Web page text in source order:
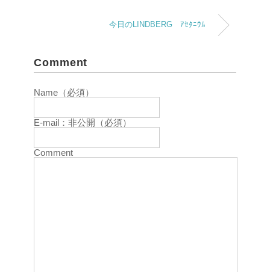
今日のLINDBERG ｱｾﾀﾆｳﾑ
Comment
Name（必須）
E-mail：非公開（必須）
Comment